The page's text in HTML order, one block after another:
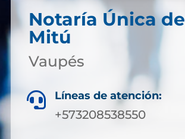
Notaría Única de
Mitú
Vaupés
 Líneas de atención:
+573208538550